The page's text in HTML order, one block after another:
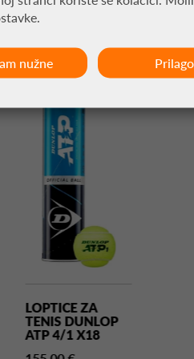
LOPTICE ZA
TENIS DUNLOP
ATP 4/1 X18
nužne